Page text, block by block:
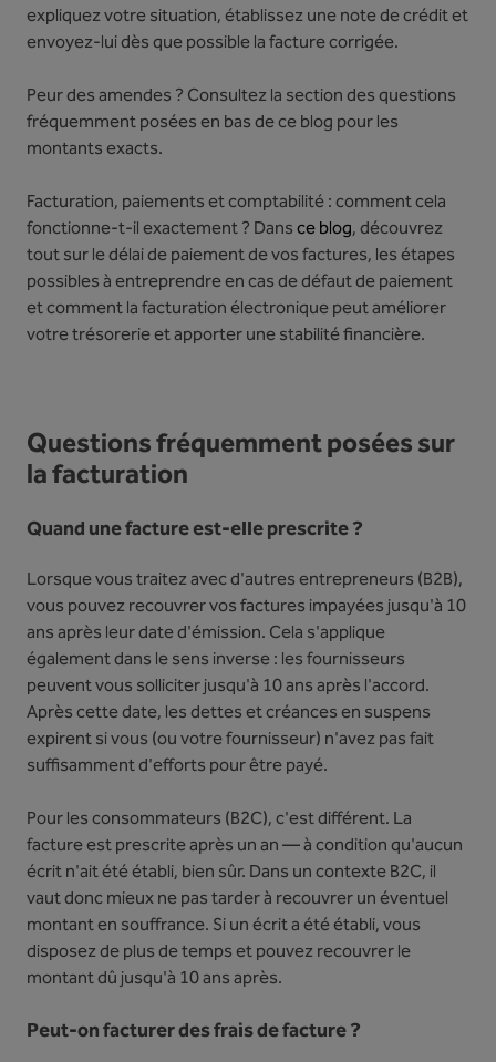
expliquez votre situation, établissez une note de crédit et
envoyez-lui dès que possible la facture corrigée.
Peur des amendes ? Consultez la section des questions
fréquemment posées en bas de ce blog pour les
montants exacts.
Facturation, paiements et comptabilité : comment cela
fonctionne-t-il exactement ? Dansce blog, découvrez
tout sur le délai de paiement de vos factures, les étapes
possibles à entreprendre en cas de défaut de paiement
et comment la facturation électronique peut améliorer
votre trésorerie et apporter une stabilité financière.
Questions fréquemment posées sur
la facturation
Quand une facture est-elle prescrite ?
Lorsque vous traitez avec d'autres entrepreneurs (B2B),
vous pouvez recouvrer vos factures impayées jusqu'à 10
ans après leur date d'émission. Cela s'applique
également dans le sens inverse : les fournisseurs
peuvent vous solliciter jusqu'à 10 ans après l'accord.
Après cette date, les dettes et créances en suspens
expirent si vous (ou votre fournisseur) n'avez pas fait
suffisamment d'efforts pour être payé.
Pour les consommateurs (B2C), c'est différent. La
facture est prescrite après un an — à condition qu'aucun
écrit n'ait été établi, bien sûr. Dans un contexte B2C, il
vaut donc mieux ne pas tarder à recouvrer un éventuel
montant en souffrance. Si un écrit a été établi, vous
disposez de plus de temps et pouvez recouvrer le
montant dû jusqu'à 10 ans après.
Peut-on facturer des frais de facture ?